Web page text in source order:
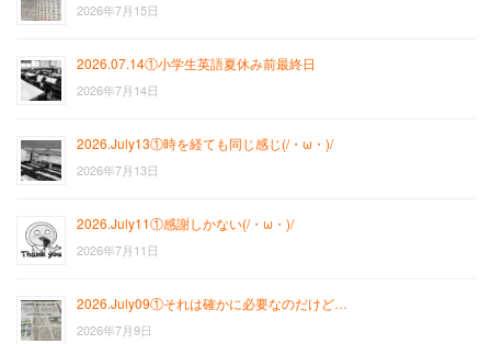
2026年7月15日
2026.07.14①小学生英語夏休み前最終日
2026年7月14日
2026.July13①時を経ても同じ感じ(/・ω・)/
2026年7月13日
2026.July11①感謝しかない(/・ω・)/
2026年7月11日
2026.July09①それは確かに必要なのだけど…
2026年7月9日